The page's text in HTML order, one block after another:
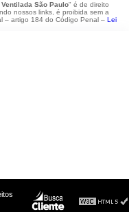
São Paulo" é de direito
nossos links, é proibida sem a
– artigo 184 do Código Penal – Lei